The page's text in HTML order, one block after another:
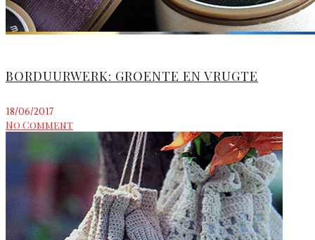
BORDUURWERK: GROENTE EN VRUGTE
18/06/2017
No Comment